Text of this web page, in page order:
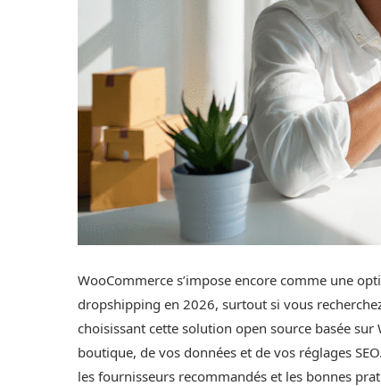
WooCommerce s’impose encore comme une
dropshipping en 2026, surtout si vous
choisissant cette solution open source basée
boutique, de vos données et de vos réglages
les fournisseurs recommandés et les bonnes